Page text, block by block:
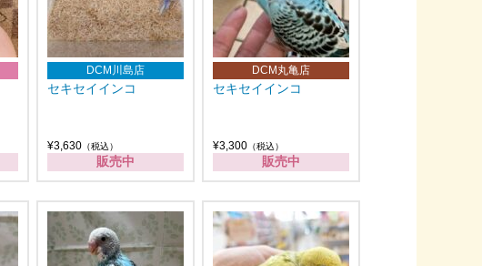
DCM川島店
セキセイインコ
¥3,630 （税込）
販売中
DCM丸亀店
セキセイインコ
¥3,300 （税込）
販売中